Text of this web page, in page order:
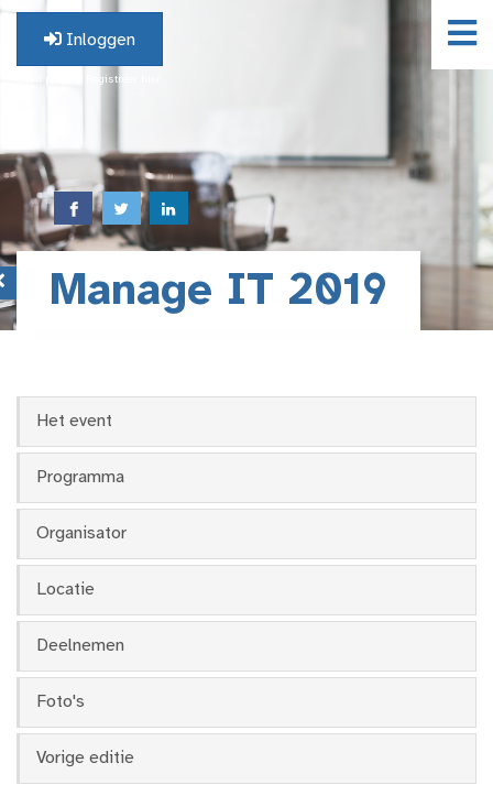
Inloggen
Geen profiel? Registreer hier.
Manage IT 2019
Het event
Programma
Organisator
Locatie
Deelnemen
Foto's
Vorige editie